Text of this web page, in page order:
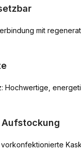
mit
Hochwertige,